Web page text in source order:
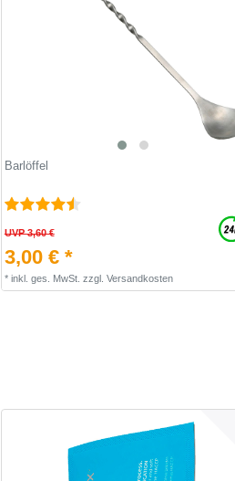
Barlöffel
UVP 3,60 €
3,00 € *
* inkl. ges. MwSt. zzgl. Versandkosten